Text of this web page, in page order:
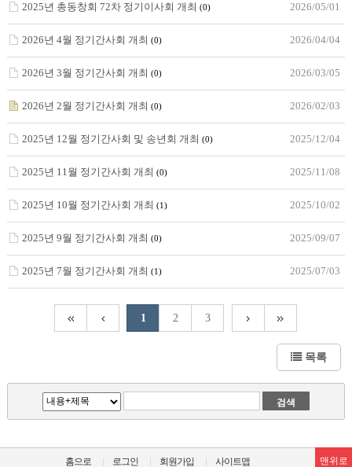
2025년 총동창회 72차 정기이사회 개최 (0) 2026/05/01
2026년 4월 정기간사회 개최 (0) 2026/04/04
2026년 3월 정기간사회 개최 (0) 2026/03/05
2026년 2월 정기간사회 개최 (0) 2026/02/03
2025년 12월 정기간사회 및 송년회 개최 (0) 2025/12/04
2025년 11월 정기간사회 개최 (0) 2025/11/08
2025년 10월 정기간사회 개최 (1) 2025/10/02
2025년 9월 정기간사회 개최 (0) 2025/09/07
2025년 7월 정기간사회 개최 (1) 2025/07/03
1 2 3
목록
홈으로 로그인 회원가입 사이트맵 맨위로